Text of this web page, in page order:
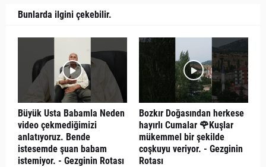
Bunlarda ilgini çekebilir.
Büyük Usta Babamla Neden
video çekmediğimizi
anlatıyoruz. Bende
istesemde şuan babam
istemiyor. - Gezginin Rotası
Bozkır Doğasından herkese
hayırlı Cumalar 🌹Kuşlar
mükemmel bir şekilde
coşkuyu veriyor. - Gezginin
Rotası